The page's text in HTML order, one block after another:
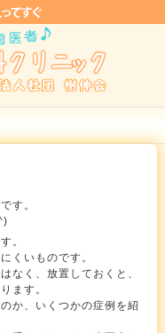
す。
。
くいものです。
なく、放置しておくと、
ます。
か、いくつかの症例を紹